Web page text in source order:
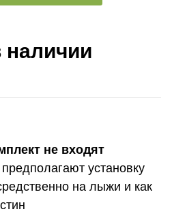
наличии
не входят
установку
на лыжи и как